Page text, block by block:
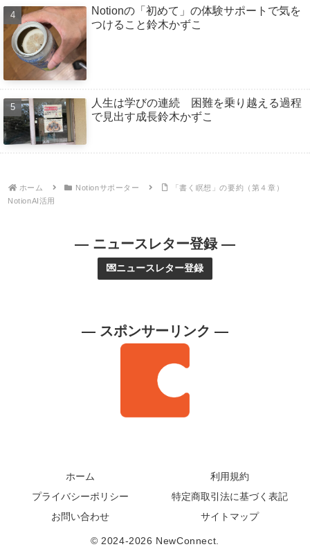
Notionの「初めて」の体験サポートで気を
つけること鈴木かずこ
人生は学びの連続 困難を乗り越える過程
で見出す成長鈴木かずこ
ホーム Notionサポーター
「書く瞑想」の要約（第４章）
NotionAI活用
— ニュースレター登録 —
💌ニュースレター登録
— スポンサーリンク —
ホーム
利用規約
プライバシーポリシー
特定商取引法に基づく表記
お問い合わせ
サイトマップ
© 2024-2026 NewConnect.